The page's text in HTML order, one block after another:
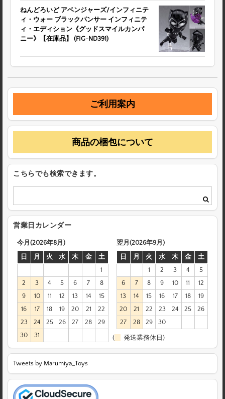
ねんどろいど アベンジャーズ/インフィニテ
ィ・ウォー ブラックパンサー インフィニテ
ィ・エディション《グッドスマイルカンパ
ニー》【在庫品】 (FIG-ND391)
ご利用案内
商品の梱包について
こちらでも検索できます。
営業日カレンダー
今月(2026年8月)
日
月 火 水 木 金
土
1
2
3 4 5 6 7
8
9
10 11 12 13 14
15
16
17 18 19 20 21
22
23
24 25 26 27 28
29
30
31
翌月(2026年9月)
日
月 火 水 木 金
土
1
2 3 4
5
6
7 8 9 10 11
12
13
14 15 16 17 18
19
20
21 22 23 24 25
26
27
28 29 30
( 発送業務休日)
Tweets by Marumiya_Toys